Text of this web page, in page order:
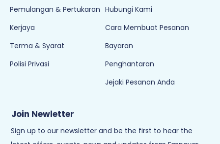
Pemulangan & Pertukaran
Kerjaya
Terma & Syarat
Polisi Privasi
Hubungi Kami
Cara Membuat Pesanan
Bayaran
Penghantaran
Jejaki Pesanan Anda
Join Newletter
Sign up to our newsletter and be the first to hear the